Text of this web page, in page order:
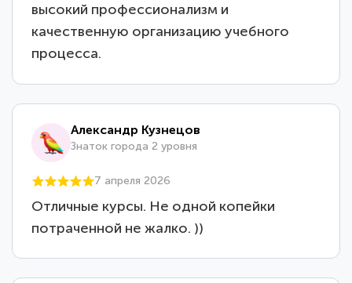
высокий профессионализм и
качественную организацию учебного
процесса.
Александр Кузнецов
Знаток города 2 уровня
7 апреля 2026
Отличные курсы. Не одной копейки
потраченной не жалко. ))